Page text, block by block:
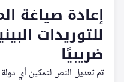
للتوريدات
ضريبيًا
تم تعديل النص لتمكين أي